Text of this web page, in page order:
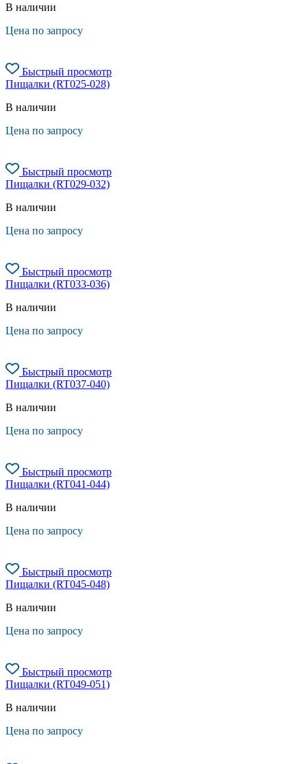
В наличии
Цена по запросу
Быстрый просмотр
Пищалки (RT025-028)
В наличии
Цена по запросу
Быстрый просмотр
Пищалки (RT029-032)
В наличии
Цена по запросу
Быстрый просмотр
Пищалки (RT033-036)
В наличии
Цена по запросу
Быстрый просмотр
Пищалки (RT037-040)
В наличии
Цена по запросу
Быстрый просмотр
Пищалки (RT041-044)
В наличии
Цена по запросу
Быстрый просмотр
Пищалки (RT045-048)
В наличии
Цена по запросу
Быстрый просмотр
Пищалки (RT049-051)
В наличии
Цена по запросу